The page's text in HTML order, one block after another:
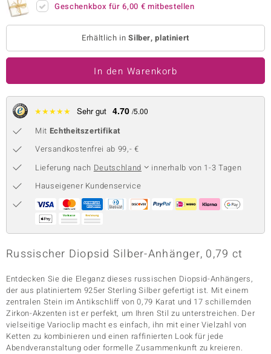
BY DE MELO
Collection
Classics
Geschenkbox für6,00 € mitbestellen
Erhältlich inSilber, platiniert
In den Warenkorb
★★★★★ Sehr gut 4.70 /5.00
Mit Echtheitszertifikat
Versandkostenfrei ab 99,- €
Lieferung nach Deutschland
innerhalb von 1-3 Tagen
Hauseigener Kundenservice
Russischer Diopsid Silber-Anhänger, 0,79 ct
Entdecken Sie die Eleganz dieses russischen Diopsid-Anhängers,
der aus platiniertem 925er Sterling Silber gefertigt ist. Mit einem
zentralen Stein im Antikschliff von 0,79 Karat und 17 schillernden
Zirkon-Akzenten ist er perfekt, um Ihren Stil zu unterstreichen. Der
vielseitige Varioclip macht es einfach, ihn mit einer Vielzahl von
Ketten zu kombinieren und einen raffinierten Look für jede
Abendveranstaltung oder formelle Zusammenkunft zu kreieren.